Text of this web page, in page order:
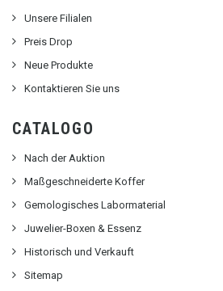
Unsere Filialen
Preis Drop
Neue Produkte
Kontaktieren Sie uns
CATALOGO
Nach der Auktion
Maßgeschneiderte Koffer
Gemologisches Labormaterial
Juwelier-Boxen & Essenz
Historisch und Verkauft
Sitemap